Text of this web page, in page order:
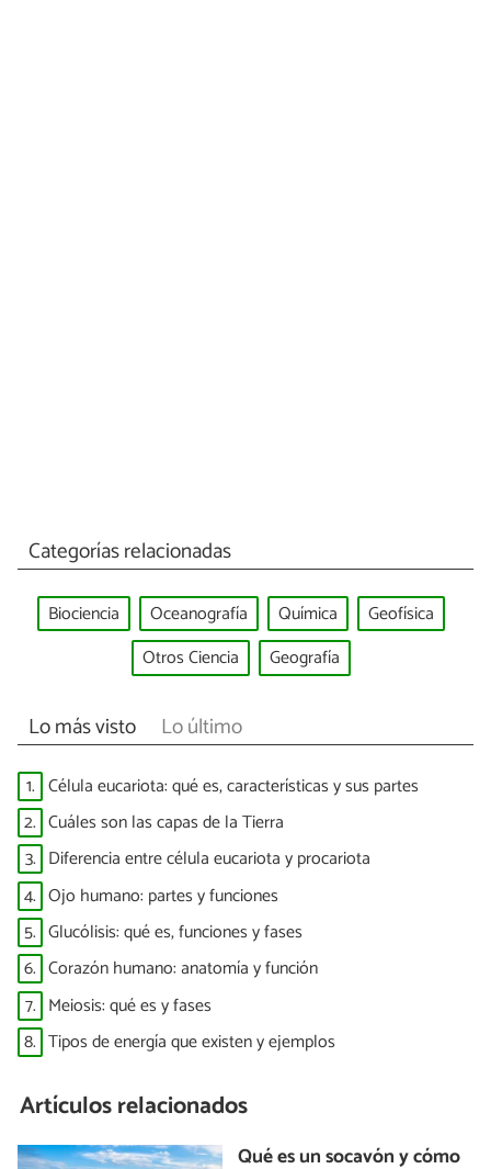
Categorías relacionadas
Biociencia Oceanografía Química
Geofísica
Otros Ciencia
Geografía
Lo más visto Lo último
1. Célula eucariota: qué es, características y sus partes
2. Cuáles son las capas de la Tierra
3. Diferencia entre célula eucariota y procariota
4. Ojo humano: partes y funciones
5. Glucólisis: qué es, funciones y fases
6. Corazón humano: anatomía y función
7. Meiosis: qué es y fases
8. Tipos de energía que existen y ejemplos
Artículos relacionados
Qué es un socavón y cómo